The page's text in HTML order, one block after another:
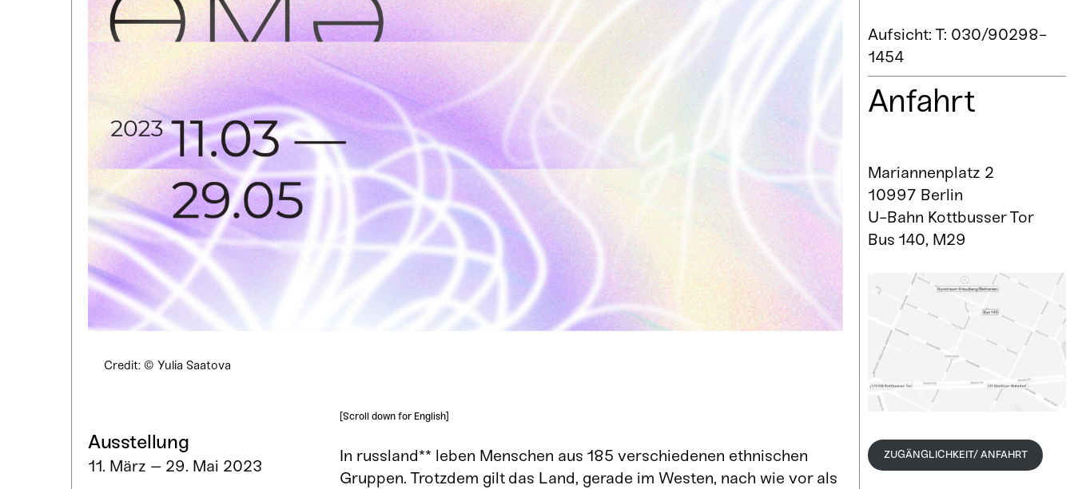
Credit: © Yulia Saatova
Ausstellung
11. März – 29. Mai 2023
[Scroll down for English]
In russland** leben Menschen aus 185 verschiedenen ethnischen
Gruppen. Trotzdem gilt das Land, gerade im Westen, nach wie vor als
Aufsicht: T: 030/90298-
1454
Anfahrt
Mariannenplatz 2
10997 Berlin
U-Bahn Kottbusser Tor
Bus 140, M29
ZUGÄNGLICHKEIT/ ANFAHRT